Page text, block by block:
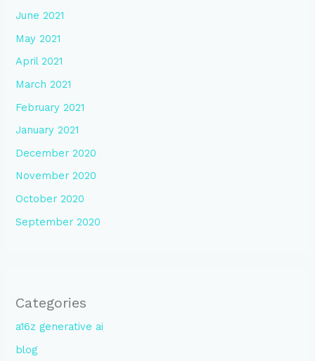
June 2021
May 2021
April 2021
March 2021
February 2021
January 2021
December 2020
November 2020
October 2020
September 2020
Categories
a16z generative ai
blog